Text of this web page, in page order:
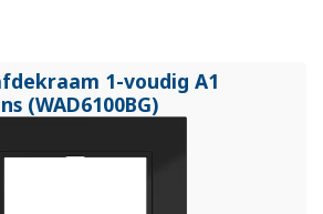
1-voudig A1
(WAD6100BG)